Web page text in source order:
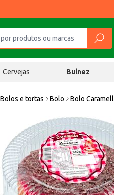
Cervejas Bulnez
Bolos e tortas Bolo Bolo